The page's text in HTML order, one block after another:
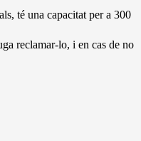
té una capacitat per a 300
reclamar-lo, i en cas de no